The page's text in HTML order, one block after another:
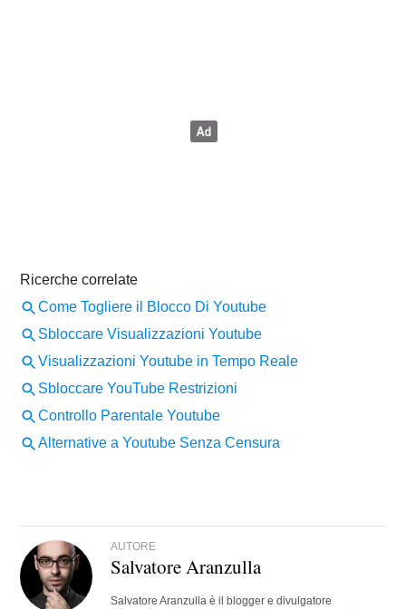
AUTORE
Salvatore Aranzulla
Salvatore Aranzulla è il blogger e divulgatore